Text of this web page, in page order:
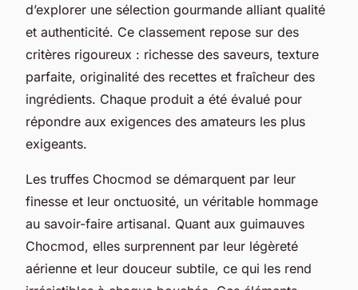
d’explorer une sélection gourmande alliant qualité
et authenticité. Ce classement repose sur des
critères rigoureux : richesse des saveurs, texture
parfaite, originalité des recettes et fraîcheur des
ingrédients. Chaque produit a été évalué pour
répondre aux exigences des amateurs les plus
exigeants.
Les truffes Chocmod se démarquent par leur
finesse et leur onctuosité, un véritable hommage
au savoir-faire artisanal. Quant aux guimauves
Chocmod, elles surprennent par leur légèreté
aérienne et leur douceur subtile, ce qui les rend